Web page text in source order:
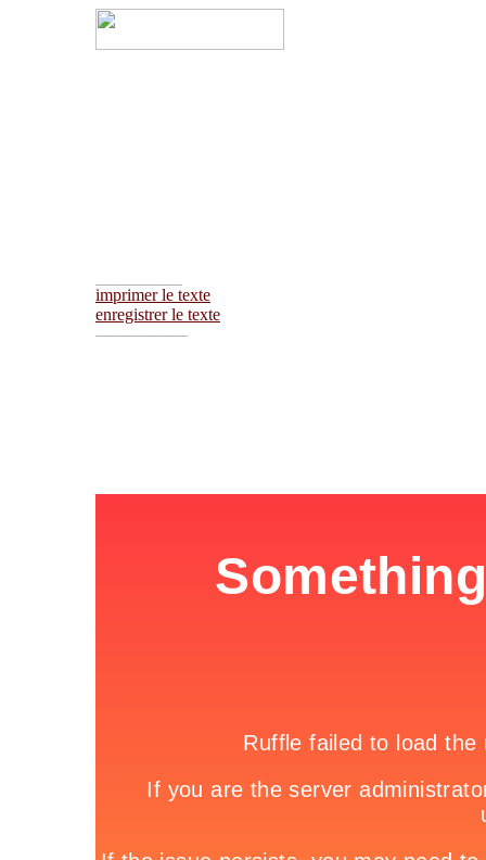
imprimer le texte
enregistrer le texte